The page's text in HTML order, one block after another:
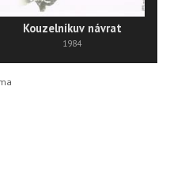
Kouzelníkuv návrat
1984